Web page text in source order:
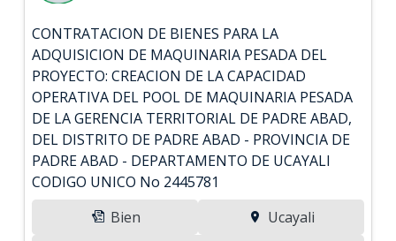
CONTRATACION DE BIENES PARA LA
ADQUISICION DE MAQUINARIA PESADA DEL
PROYECTO: CREACION DE LA CAPACIDAD
OPERATIVA DEL POOL DE MAQUINARIA PESADA
DE LA GERENCIA TERRITORIAL DE PADRE ABAD,
DEL DISTRITO DE PADRE ABAD - PROVINCIA DE
PADRE ABAD - DEPARTAMENTO DE UCAYALI
CODIGO UNICO No 2445781
Bien
Ucayali